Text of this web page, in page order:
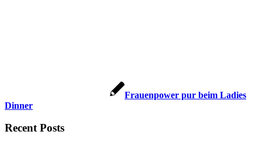
Frauenpower pur beim Ladies
Dinner
Recent Posts